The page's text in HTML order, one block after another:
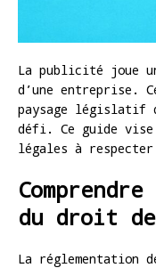
La publicité joue
d’une entreprise.
paysage législatif
défi. Ce guide
légales à respecter
du droit
La réglementation